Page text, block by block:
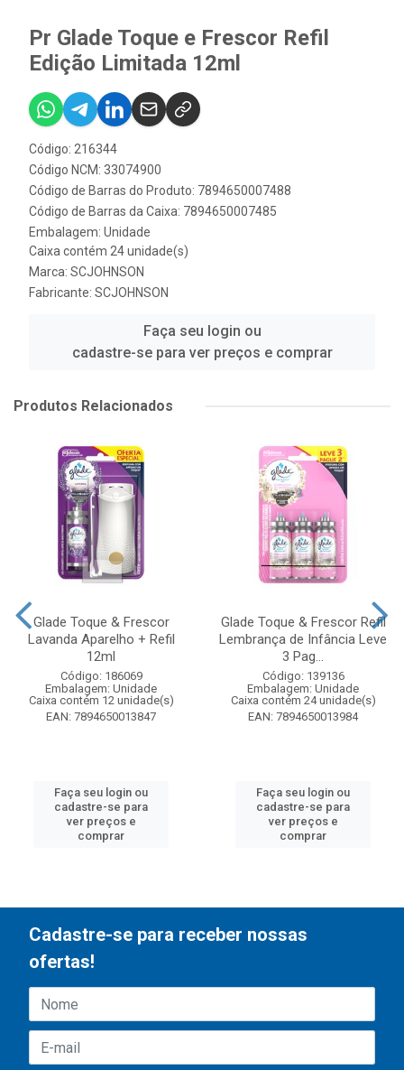
Pr Glade Toque e Frescor Refil
Edição Limitada 12ml
Código: 216344
Código NCM: 33074900
Código de Barras do Produto: 7894650007488
Código de Barras da Caixa: 7894650007485
Embalagem: Unidade
Caixa contém 24 unidade(s)
Marca: SCJOHNSON
Fabricante: SCJOHNSON
Faça seu login ou
cadastre-se para ver preços e comprar
Produtos Relacionados
Glade Toque & Frescor
Lavanda Aparelho + Refil
12ml
Código: 186069
Embalagem: Unidade
Caixa contém 12 unidade(s)
EAN: 7894650013847
Faça seu login ou
cadastre-se para
ver preços e
comprar
Glade Toque & Frescor Refil
Lembrança de Infância Leve
3 Pag...
Código: 139136
Embalagem: Unidade
Caixa contém 24 unidade(s)
EAN: 7894650013984
Faça seu login ou
cadastre-se para
ver preços e
comprar
Cadastre-se para receber nossas
ofertas!